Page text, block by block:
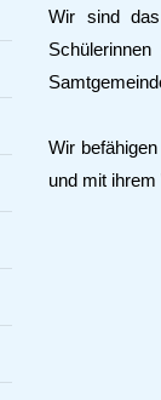
Wir sind
Wir
und mit